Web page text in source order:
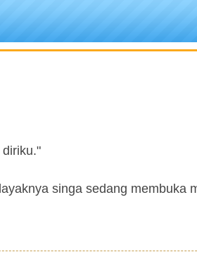
singa sedang membuka